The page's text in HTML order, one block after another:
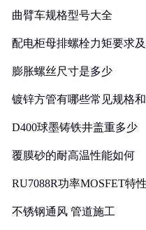
曲臂车规格型号大全
配电柜母排螺栓力矩要求
膨胀螺丝尺寸是多少
镀锌方管有哪些常见规格
D400球墨铸铁井盖重多少
覆膜砂的耐高温性能如何
RU7088R功率MOSFET特
不锈钢通风 管道施工